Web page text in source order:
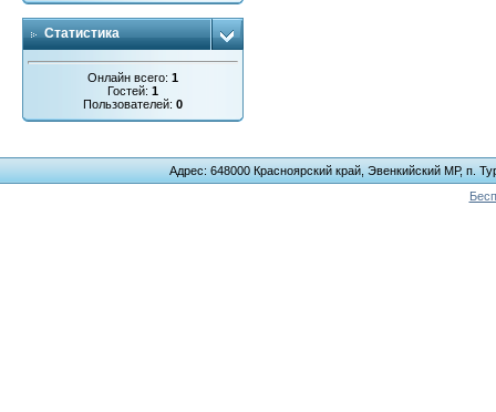
Статистика
Онлайн всего: 1
Гостей: 1
Пользователей: 0
Адрес: 648000 Красноярский край, Эвенкийский МР, п.